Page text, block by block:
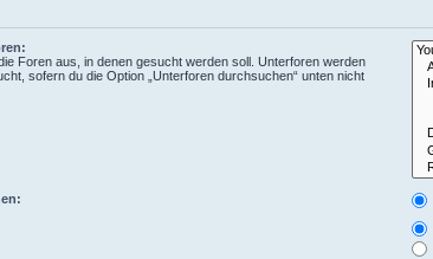
Foren aus, in denen gesucht werden soll. Unterforen werden
sofern du die Option „Unterforen durchsuchen“ unten nicht